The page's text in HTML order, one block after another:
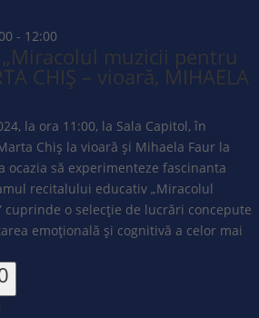
- 12:00
muzicii pentru
CHIȘ – vioară, MIHAELA
la ora 11:00, la Sala Capitol, în
Chiș la vioară și Mihaela Faur la
ocazia să experimenteze fascinanta
recitalului educativ „Miracolul
o selecție de lucrări concepute
emoțională și cognitivă a celor mai